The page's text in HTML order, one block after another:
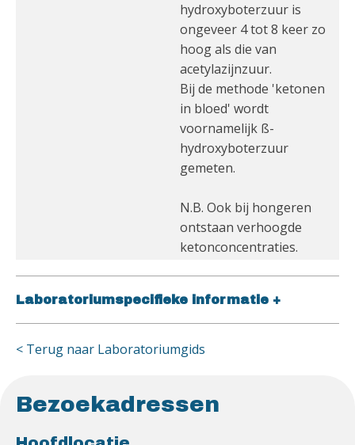
hydroxyboterzuur is
ongeveer 4 tot 8 keer zo
hoog als die van
acetylazijnzuur.
Bij de methode 'ketonen
in bloed' wordt
voornamelijk ß-
hydroxyboterzuur
gemeten.
N.B. Ook bij hongeren
ontstaan verhoogde
ketonconcentraties.
Laboratoriumspecifieke informatie +
< Terug naar Laboratoriumgids
Bezoekadressen